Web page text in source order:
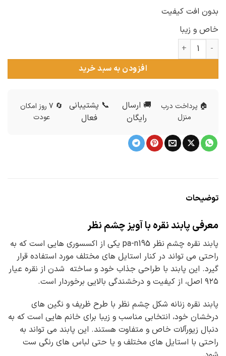
بدون افت کیفیت
خاص و زیبا
پابند نقره چشم نظر عدد
افزودن به سبد خرید
🏠 پرداخت درب
منزل
🚚 ارسال
رایگان
📞 پشتیبانی
فعال
🔄 7 روز امکان
عودت
توضیحات
معرفی پابند نقره با آویز چشم نظر
پابند نقره چشم نظر pa-n195 یکی از اکسسوری هایی است که به
راحتی می تواند در کنار استایل های مختلف مورد استفاده قرار
گیرد. این پابند با طراحی جذاب خود و ساخته شدن از نقره عیار
۹۲۵ اصل، از کیفیت و درخشندگی بالایی برخوردار است.
پابند نقره زنانه شکل چشم نظر با طرح ظریف و نگین های
درخشان خود، انتخابی مناسب و زیبا برای خانم هایی است که به
دنبال زیورآلات خاص و متفاوت هستند. این پابند می تواند به
راحتی با استایل های مختلف و یا حتی لباس های رنگی ست